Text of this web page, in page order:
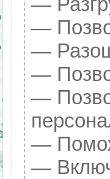
—
—
—
—
—
—